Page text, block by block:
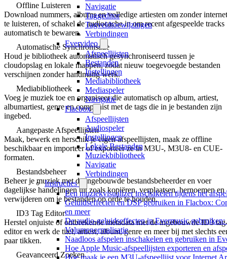
Navigatie
Taggeditor
Tagveldtoewijzingen
Verbindingen
Evervideo
Afspeellijsten
Bestanden
Instellingen
Mediabibliotheek
Mediaspeler
Navigatie
Flacbox
Afspeellijsten
Audiospeler
Instellingen
Lokale Bestanden
Muziekbibliotheek
Navigatie
Verbindingen
Instructies
Een muziekvisualizer inschakelen tijdens het
Geluidseffecten en DSP gebruiken in Flacbox:
en meer
De audio-geluidseffecten in Evermusic
Volumenormalisatie
Naadloos afspelen inschakelen en gebruiken in
Hoe Apple Music-afspeellijsten exporteren en
Hoe maak je een M3U-afspeellijst voor Internet
Offline Luisteren
Download nummers, albums en volledige artiesten om zonder internet
te luisteren, of schakel de audiocache in om recent afgespeelde tracks
automatisch te bewaren.
Automatische Synchronisatie
Houd je bibliotheek automatisch gesynchroniseerd tussen je
cloudopslag en lokale mappen, zodat nieuw toegevoegde bestanden
verschijnen zonder handmatig werk.
Mediabibliotheek
Voeg je muziek toe en organiseer die automatisch op album, artiest,
albumartiest, genre en componist met de tags die in je bestanden zijn
ingebed.
Aangepaste Afspeellijsten
Maak, bewerk en herschik je eigen afspeellijsten, maak ze offline
beschikbaar en importeer of exporteer ze in M3U-, M3U8- en CUE-
formaten.
Bestandsbeheer
Beheer je muziek met de ingebouwde bestandsbeheerder en voer
dagelijkse handelingen uit zoals kopiëren, verplaatsen, hernoemen en
verwijderen om je bestanden op orde te houden.
ID3 Tag Editor
Herstel onjuiste of ontbrekende metadata met de ingebouwde ID3
editor en werk de titel, artiest, album, genre en meer bij met slechts
paar tikken.
Geavanceerd Zoeken